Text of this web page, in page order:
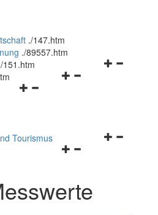
./147.htm
./89557.htm
Navigationsmenü
/151.htm
Navigationsmenü
Navigationsmenü
schließen
Tourismus